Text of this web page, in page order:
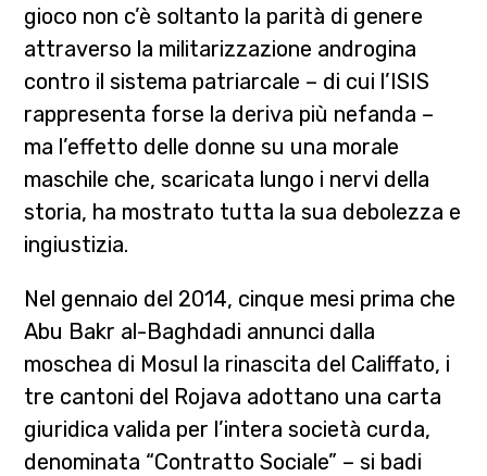
gioco non c’è soltanto la parità di genere
attraverso la militarizzazione androgina
contro il sistema patriarcale – di cui l’ISIS
rappresenta forse la deriva più nefanda –
ma l’effetto delle donne su una morale
maschile che, scaricata lungo i nervi della
storia, ha mostrato tutta la sua debolezza e
ingiustizia.
Nel gennaio del 2014, cinque mesi prima che
Abu Bakr al-Baghdadi annunci dalla
moschea di Mosul la rinascita del Califfato, i
tre cantoni del Rojava adottano una carta
giuridica valida per l’intera società curda,
denominata “Contratto Sociale” – si badi